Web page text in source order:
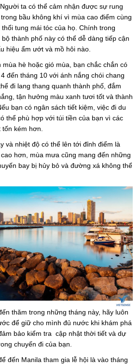
ta có thể cảm nhận được sự rung
bầu không khí vì mùa cao điểm cùng
tung mái tóc của họ. Chính trong
thành phố này có thể dễ dàng tiếp cận
hiệu ẩm ướt và mồ hôi nào.
hè hoặc gió mùa, bạn chắc chắn có
đến tháng 10 với ánh nắng chói chang
đi lang thang quanh thành phố, đắm
tận hưởng màu xanh tươi tốt và thành
bạn có ngân sách tiết kiệm, việc đi du
thể phù hợp với túi tiền của bạn vì các
kém hơn.
và nhiệt độ có thể lên tới đỉnh điểm là
hơn, mùa mưa cũng mang đến những
bay bị hủy bỏ và đường xá không thể
thăm trong những tháng này, hãy luôn
để giữ cho mình đủ nước khi khám phá
bảo kiểm tra cập nhật thời tiết và dự
chuyến đi của bạn.
đến Manila tham gia lễ hội là vào tháng